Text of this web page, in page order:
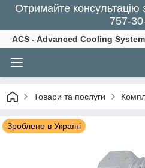
Отримайте
757-
ACS - Advanced Cooling
Товари та послуги
Зроблено в Україні